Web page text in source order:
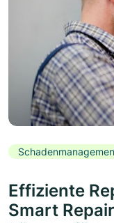
Effiziente
Smart